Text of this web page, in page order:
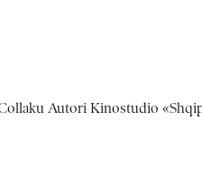
Autori Kinostudio